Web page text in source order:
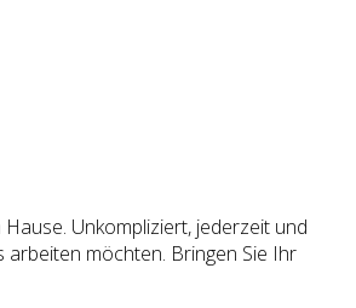
Unkompliziert, jederzeit und
arbeiten möchten. Bringen Sie Ihr